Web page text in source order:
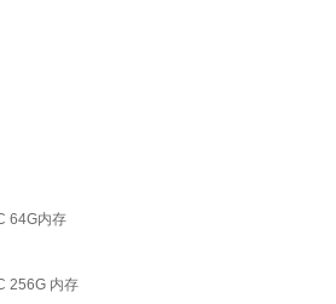
64G内存
256G 内存